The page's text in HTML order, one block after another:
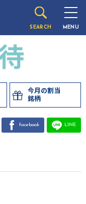
SEARCH MENU
今月の割当
銘柄
facebook LINE